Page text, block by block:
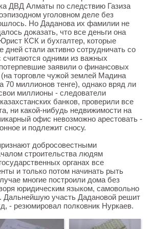
ДВД Алматы по следствию Газиза
уголовном деле без
Но Даданова их фамилии не
доказать, что все деньги она
КСК и бухгалтер, которые
дней стали активно сотрудничать со
считаются одними из важных
заявили о финансовых
торговле чужой землей Мадина
70 миллионов тенге), однако вряд ли
миллионы - следователи
банков, проверили все
ни какой-нибудь недвижимости на
офис невозможно арестовать -
и подлежит сносу.
добросовестными
строительства людям
органах все
и только потом начинать рыть
многие построили дома без
юридическим языком, самовольно
Дальнейшую участь Дадановой решит
- резюмировал полковник Нуркаев.